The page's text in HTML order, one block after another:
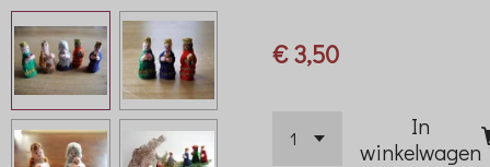
€ 3,50
In
winkelwagen